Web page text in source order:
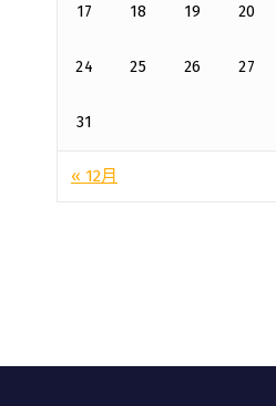
17 18 19 20
24 25 26 27
31
« 12月